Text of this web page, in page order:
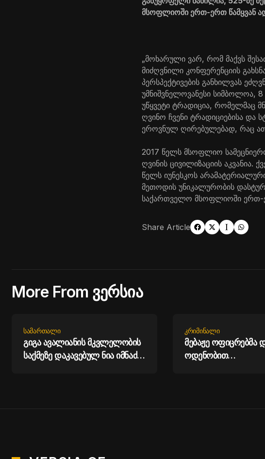
მსოფლიოში ერთ-ერთ წამყვან
„მოხარული ვარ, რომ მაქვს
მიძღვნილი კონფერენციის
პერსპექტივების განხილვას
უმნიშვნელოვანესი სიმბოლოა,
უწყვეტი ტრადიცია, რომელმაც
ღვინო ჩვენი ტრადიციებისა და
ეროვნულ ღირებულებად, რაც
2017 წელს მსოფლიო
ღვინის ცივილიზაციის
წელს იუნესკოს
მეთოდის უნიკალურობის
საქართველო მსოფლიოში ერთ-
Share Article
More From ვერსია
ᲡᲐᲛᲐᲠᲗᲐᲚᲘ
გიგა ავალიანის მკვლელობის
საქმეზე დაკავებულ ნია იმნაძეს
ᲙᲠᲘᲛᲘᲜᲐᲚᲘ
მებაჟე ოფიცრებმა
ოდენობით